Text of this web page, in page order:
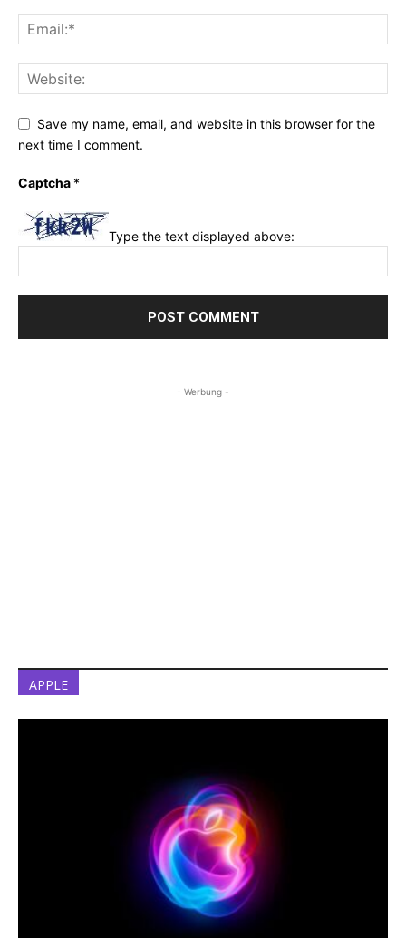
Save my name, email, and website in this browser for the
next time I comment.
Captcha *
Type the text displayed above:
- Werbung -
APPLE